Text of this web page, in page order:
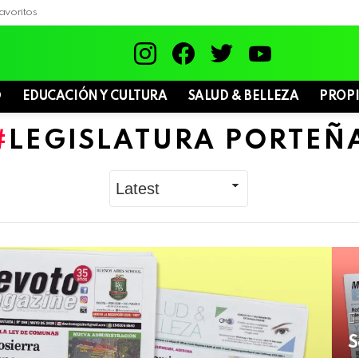
EDUCACIÓN Y CULTURA SALUD & BELLEZA
LEGISLATURA